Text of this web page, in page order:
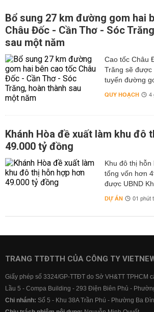
Bổ sung 27 km đường gom hai
Châu Đốc - Cần Thơ - Sóc
sau một năm
Cao tốc Châu
Trăng sẽ được
tuyến đường
QUY HOẠCH 4
Khánh Hòa đề xuất làm khu đô
49.000 tỷ đồng
Khu đô thị hỗn
tổng vốn hơn
được UBND
DỰ ÁN 01 phút
TRANG TTĐTTH CỦA CÔNG TY
Giấy phép số 3324/GP-TTĐT do Sở VH&TT TPHCM
Lầu 5 - Compa Building - 293 Điện Biên Phủ -
Chi nhánh: Số 5 - Khu 38A Trần Phú - Phường Ba